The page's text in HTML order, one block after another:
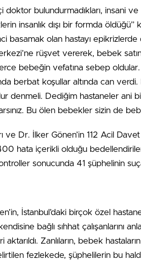
doktor bulundurmadıkları, insani
insanlık dışı bir formda
basamak olan hastayı
rüşvet vererek, bebek
bebeğin vefatına sebep
berbat koşullar altında can
denmeli. Dediğim hastaneler ani
Bu ölen bebekler sizin de
ve Dr. İlker Gönen’in 112 Acil
hata içerikli olduğu
sonucunda 41 şüphelinin
İstanbul’daki birçok özel
bağlı sıhhat çalışanlarını
Zanlıların, bebek
fezlekede, şüphelilerin bu